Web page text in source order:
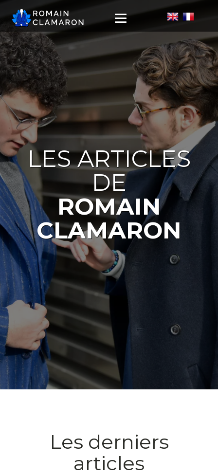
LES ARTICLES
DE
ROMAIN
CLAMARON
Les derniers
articles